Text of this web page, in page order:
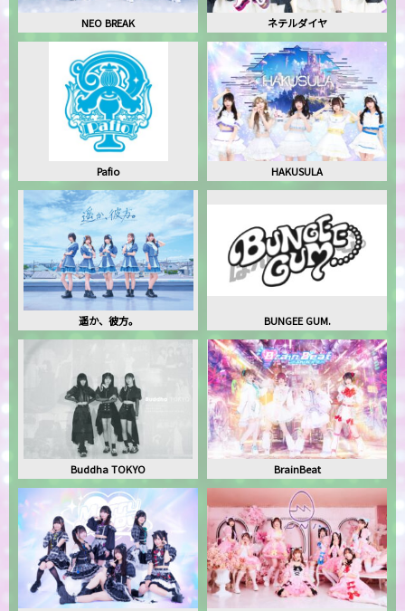
NEO BREAK ネテルダイヤ
Pafio HAKUSULA
遥か、彼方。 BUNGEE GUM.
Buddha TOKYO BrainBeat